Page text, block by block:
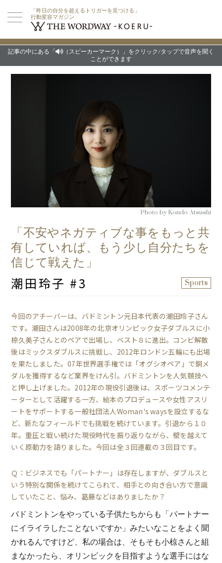
「昨日の自分を超えるトリガーを見つける」
行動変容マガジン
記事の中にある「
（スピーカーマーク）」をクリック/タップで音声を聞く
ことができます
Photo by Kondo Atsushi
「不安やネガティブな事をもっと共
有していれば、もう少し自分たちを
信じて戦えた」
潮田玲子 #3 Sports
今回のアチーバーは、バドミントン元日本代表の潮田玲子さん
です。潮田さんは2008年の北京オリンピック女子ダブルスに小
椋久美子さんとのペアで出場し、ベスト８に進出。コンビ解散
後はミックスダブルスに挑戦し、2012年ロンドン五輪にも出場
を果たしました。07年世界選手権では「オグシオペア」で銅メ
ダルを獲得するなど業界をけん引。バドミントンを人気競技へ
と押し上げました。2012年の現役引退後は、スポーツコメンテ
ーターとして活躍する一方、絵本のプロデュースや女性アスリ
ートをサポートする一般社団法人Woman's waysを設立するな
ど、新たなフィールドでも挑戦を続けています。引退から１０
年。重圧と戦い続けた現役時代を振り返りながら、壁を越えて
いく原動力を語りました。今回は全３回連載の３回目です。
Ｑ：ビジネスでも「パートナー」は存在しますが、ダブルスと
いう特別な関係を続けてこられて、相手との向き合い方で意識
していたこと、悩み、葛藤などはありましたか？
バドミントンをやっている子供たちからも「パートナー
にイライラしたことないですか」みたいなことをよく聞
かれるんですけど、私の場合は、そもそも小椋さんと組
まなかったら、オリンピックを目指すような選手にはな